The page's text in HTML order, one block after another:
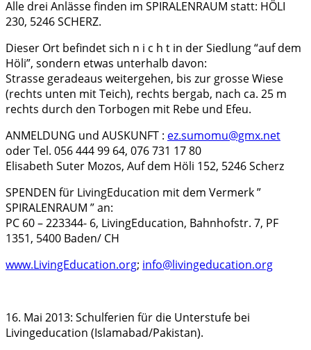
Alle drei Anlässe finden im SPIRALENRAUM statt: HÖLI
230, 5246 SCHERZ.
Dieser Ort befindet sich n i c h t in der Siedlung “auf dem
Höli”, sondern etwas unterhalb davon:
Strasse geradeaus weitergehen, bis zur grosse Wiese
(rechts unten mit Teich), rechts bergab, nach ca. 25 m
rechts durch den Torbogen mit Rebe und Efeu.
ANMELDUNG und AUSKUNFT : ez.sumomu@gmx.net
oder Tel. 056 444 99 64, 076 731 17 80
Elisabeth Suter Mozos, Auf dem Höli 152, 5246 Scherz
SPENDEN für LivingEducation mit dem Vermerk ”
SPIRALENRAUM ” an:
PC 60 – 223344- 6, LivingEducation, Bahnhofstr. 7, PF
1351, 5400 Baden/ CH
www.LivingEducation.org; info@livingeducation.org
16. Mai 2013: Schulferien für die Unterstufe bei
Livingeducation (Islamabad/Pakistan).